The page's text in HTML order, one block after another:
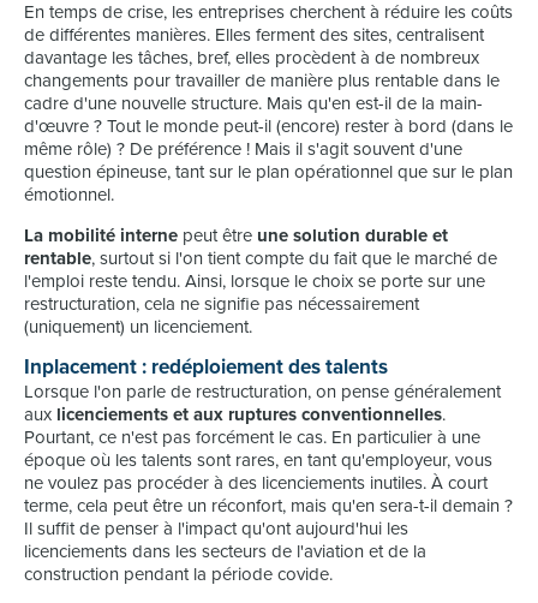
En temps de crise, les entreprises cherchent à réduire les coûts
de différentes manières. Elles ferment des sites, centralisent
davantage les tâches, bref, elles procèdent à de nombreux
changements pour travailler de manière plus rentable dans le
cadre d'une nouvelle structure. Mais qu'en est-il de la main-
d'œuvre ? Tout le monde peut-il (encore) rester à bord (dans le
même rôle) ? De préférence ! Mais il s'agit souvent d'une
question épineuse, tant sur le plan opérationnel que sur le plan
émotionnel.
La mobilité interne peut être une solution durable et
rentable, surtout si l'on tient compte du fait que le marché de
l'emploi reste tendu. Ainsi, lorsque le choix se porte sur une
restructuration, cela ne signifie pas nécessairement
(uniquement) un licenciement.
Inplacement : redéploiement des talents
Lorsque l'on parle de restructuration, on pense généralement
aux licenciements et aux ruptures conventionnelles.
Pourtant, ce n'est pas forcément le cas. En particulier à une
époque où les talents sont rares, en tant qu'employeur, vous
ne voulez pas procéder à des licenciements inutiles. À court
terme, cela peut être un réconfort, mais qu'en sera-t-il demain ?
Il suffit de penser à l'impact qu'ont aujourd'hui les
licenciements dans les secteurs de l'aviation et de la
construction pendant la période covide.